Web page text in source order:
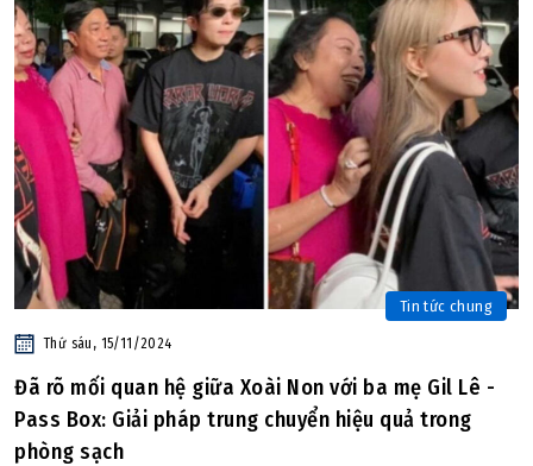
Tin tức chung
Thứ sáu, 15/11/2024
Đã rõ mối quan hệ giữa Xoài Non với ba mẹ Gil Lê -
Pass Box: Giải pháp trung chuyển hiệu quả trong
phòng sạch